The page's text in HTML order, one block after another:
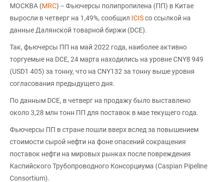
МОСКВА (MRC) -- Фьючерсы полипропилена (ПП) в Китае
выросли в четверг на 1,49%, сообщил ICISсо ссылкой на
данные Далянской товарной биржи (DCE).
Так, фьючерсы ПП на май 2022 года, наиболее активно
торгуемые на DCE, 24 марта находились на уровне CNY8 949
(USD1 405) за тонну, что на CNY132 за тонну выше уровня
согласования предыдущего дня.
По данным DCE, в четверг на продажу было выставлено
около 3,28 млн тонн ПП для поставок в мае текущего года.
Фьючерсы ПП в стране пошли вверх вслед за повышением
стоимости сырой нефти на фоне опасений сокращения
поставок нефти на мировых рынках после повреждения
Каспийского Трубопроводного Консорциума (Caspian Pipeline
Consortium).